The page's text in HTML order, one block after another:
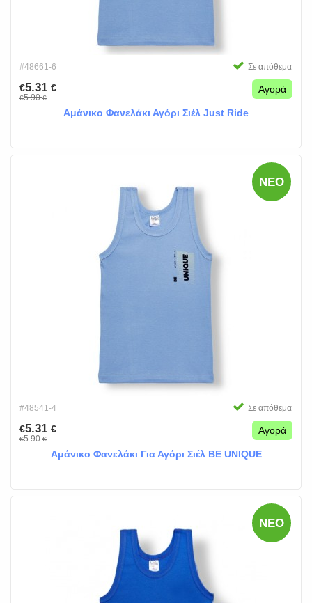
#48661-6 Σε απόθεμα
€5.31 €
€5.90€
Αγορά
Αμάνικο Φανελάκι Αγόρι Σιέλ Just Ride
ΝΈΟ
#48541-4 Σε απόθεμα
€5.31 €
€5.90€
Αγορά
Αμάνικο Φανελάκι Για Αγόρι Σιέλ BE UNIQUE
ΝΈΟ